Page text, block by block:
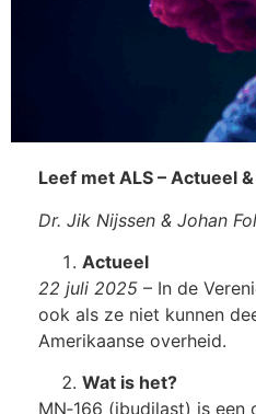
Leef met ALS – Actueel
Dr. Jik Nijssen & Johan
Actueel
22 juli 2025 – In de
ook als ze niet kunnen
Amerikaanse overheid.
Wat is het?
MN‑166 (ibudilast) is